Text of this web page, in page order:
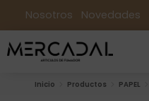
Nosotros Novedades
Inicio Productos PAPEL